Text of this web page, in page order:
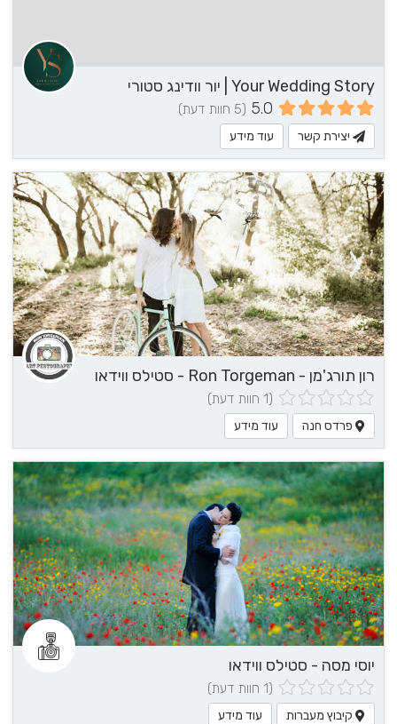
Your Wedding Story | יור וודינג סטורי
5.0 (5 חוות דעת)
יצירת קשר עוד מידע
רון תורג'מן - Ron Torgeman - סטילס ווידאו
(1 חוות דעת)
פרדס חנה עוד מידע
יוסי מסה - סטילס ווידאו
(1 חוות דעת)
קיבוץ מעברות עוד מידע